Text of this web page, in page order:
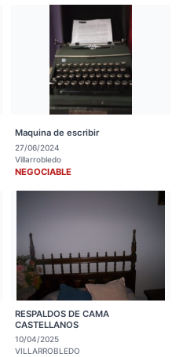
Maquina de escribir
27/06/2024
Villarrobledo
NEGOCIABLE
RESPALDOS DE CAMA
CASTELLANOS
10/04/2025
VILLARROBLEDO